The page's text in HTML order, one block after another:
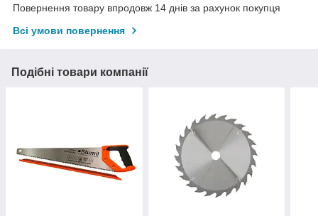
Повернення товару впродовж 14 днів за рахунок покупця
Всі умови повернення
Подібні товари компанії